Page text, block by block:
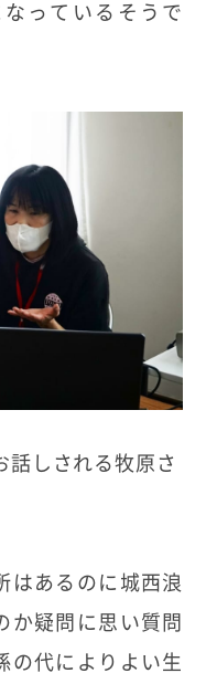
っているそうで
話しされる牧原さ
はあるのに城西浪
か疑問に思い質問
の代によりよい生